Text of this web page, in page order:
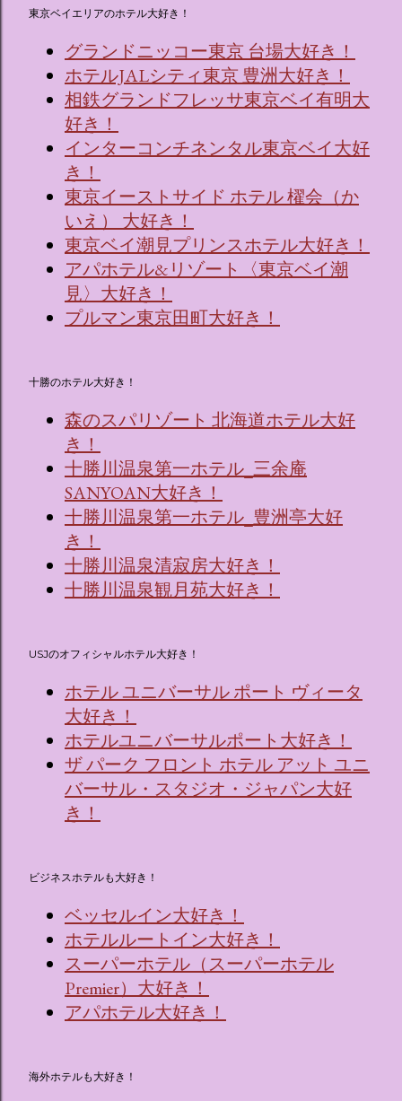
東京ベイエリアのホテル大好き！
グランドニッコー東京 台場大好き！
ホテルJALシティ東京 豊洲大好き！
相鉄グランドフレッサ東京ベイ有明大
好き！
インターコンチネンタル東京ベイ大好
き！
東京イーストサイド ホテル 櫂会（か
いえ） 大好き！
東京ベイ潮見プリンスホテル大好き！
アパホテル&リゾート〈東京ベイ潮
見〉大好き！
プルマン東京田町大好き！
十勝のホテル大好き！
森のスパリゾート 北海道ホテル大好
き！
十勝川温泉第一ホテル_三余庵
SANYOAN大好き！
十勝川温泉第一ホテル_豊洲亭大好
き！
十勝川温泉清寂房大好き！
十勝川温泉観月苑大好き！
USJのオフィシャルホテル大好き！
ホテル ユニバーサル ポート ヴィータ
大好き！
ホテルユニバーサルポート大好き！
ザ パーク フロント ホテル アット ユニ
バーサル・スタジオ・ジャパン大好
き！
ビジネスホテルも大好き！
ベッセルイン大好き！
ホテルルートイン大好き！
スーパーホテル（スーパーホテル
Premier）大好き！
アパホテル大好き！
海外ホテルも大好き！